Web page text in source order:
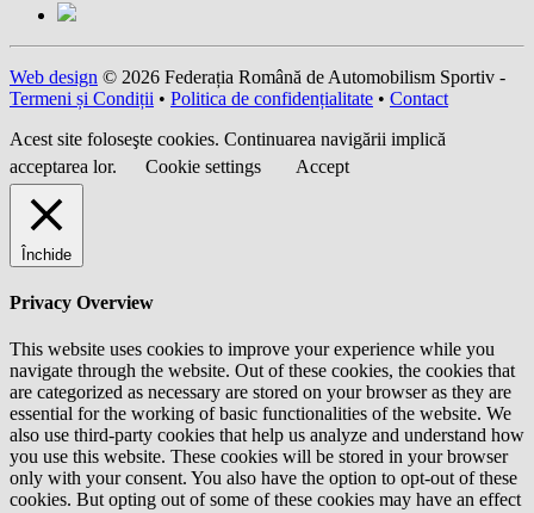
Web design © 2026 Federația Română de Automobilism Sportiv -
Termeni și Condiții • Politica de confidențialitate • Contact
Acest site foloseşte cookies. Continuarea navigării implică
acceptarea lor.
Cookie settings Accept
Închide
Privacy Overview
This website uses cookies to improve your experience while you
navigate through the website. Out of these cookies, the cookies that
are categorized as necessary are stored on your browser as they are
essential for the working of basic functionalities of the website. We
also use third-party cookies that help us analyze and understand how
you use this website. These cookies will be stored in your browser
only with your consent. You also have the option to opt-out of these
cookies. But opting out of some of these cookies may have an effect